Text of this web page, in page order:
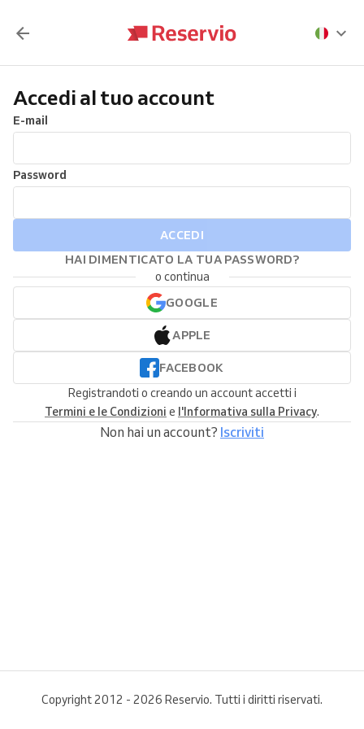
Accedi al tuo account
E-mail
Password
ACCEDI
HAI DIMENTICATO LA TUA PASSWORD?
o continua
GOOGLE
APPLE
FACEBOOK
Registrandoti o creando un account accetti i
Termini e le Condizioni e l'Informativa sulla Privacy.
Non hai un account? Iscriviti
Copyright 2012 - 2026 Reservio. Tutti i diritti riservati.